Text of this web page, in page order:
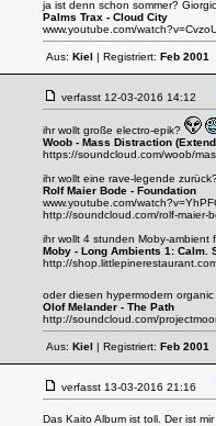
ja ist denn schon sommer?
Palms Trax - Cloud City
www.youtube.com/
Aus: Kiel | Registriert: Feb 2001
verfasst 12-03-2016 14:12
ihr wollt große electro-epik?
Woob - Mass Distraction
https://soundcloud.com/woob/
ihr wollt eine rave-legende
Rolf Maier Bode - Foundation
www.youtube.com/
http://soundcloud.com/rolf-maier-
ihr wollt 4 stunden Moby-
Moby - Long Ambients 1: Calm.
http://
oder diesen hypermodern organic
Olof Melander - The Path
http://soundcloud.com/
Aus: Kiel | Registriert: Feb 2001
verfasst 13-03-2016 21:16
Das Kaito Album ist toll. Der ist